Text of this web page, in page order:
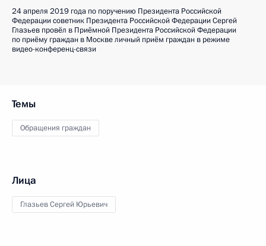
24 апреля 2019 года по поручению Президента Российской
Федерации советник Президента Российской Федерации Сергей
Глазьев провёл в Приёмной Президента Российской Федерации
по приёму граждан в Москве личный приём граждан в режиме
видео-конференц-связи
Темы
Обращения граждан
Лица
Глазьев Сергей Юрьевич